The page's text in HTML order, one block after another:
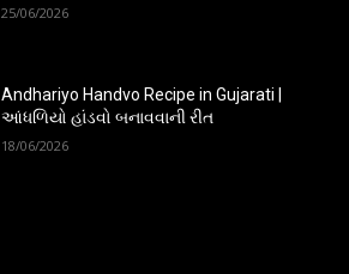
25/06/2026
Andhariyo Handvo Recipe in Gujarati |
આંધળિયો હાંડવો બનાવવાની રીત
18/06/2026